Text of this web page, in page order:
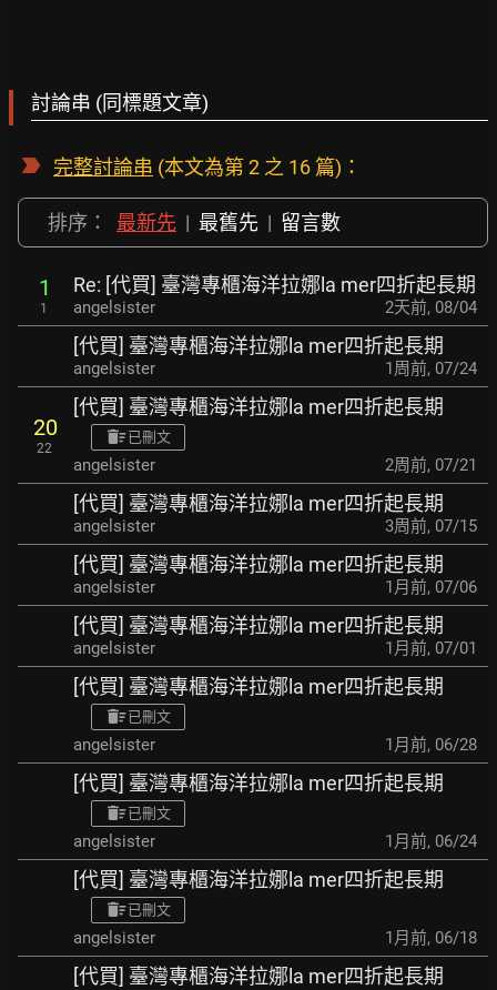
討論串 (同標題文章)
完整討論串 (本文為第 2 之 16 篇)：
排序： 最新先 | 最舊先 | 留言數
1
1
Re: [代買] 臺灣專櫃海洋拉娜la mer四折起長期
angelsister 2天前, 08/04
[代買] 臺灣專櫃海洋拉娜la mer四折起長期
angelsister 1周前, 07/24
20
22
[代買] 臺灣專櫃海洋拉娜la mer四折起長期
已刪文
angelsister 2周前, 07/21
[代買] 臺灣專櫃海洋拉娜la mer四折起長期
angelsister 3周前, 07/15
[代買] 臺灣專櫃海洋拉娜la mer四折起長期
angelsister 1月前, 07/06
[代買] 臺灣專櫃海洋拉娜la mer四折起長期
angelsister 1月前, 07/01
[代買] 臺灣專櫃海洋拉娜la mer四折起長期
已刪文
angelsister 1月前, 06/28
[代買] 臺灣專櫃海洋拉娜la mer四折起長期
已刪文
angelsister 1月前, 06/24
[代買] 臺灣專櫃海洋拉娜la mer四折起長期
已刪文
angelsister 1月前, 06/18
[代買] 臺灣專櫃海洋拉娜la mer四折起長期